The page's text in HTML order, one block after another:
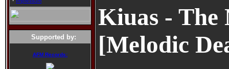
Supported by:
AFM Records:
Kiuas - The
[Melodic